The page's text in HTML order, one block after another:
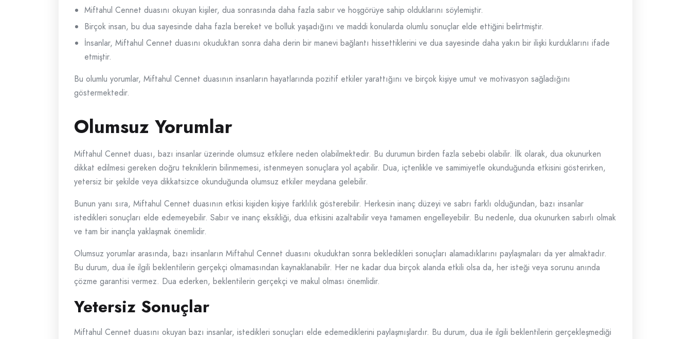
Miftahul Cennet duasını okuyan kişiler, dua sonrasında daha fazla sabır ve hoşgörüye sahip olduklarını söylemiştir.
Birçok insan, bu dua sayesinde daha fazla bereket ve bolluk yaşadığını ve maddi konularda olumlu sonuçlar elde ettiğini belirtmiştir.
İnsanlar, Miftahul Cennet duasını okuduktan sonra daha derin bir manevi bağlantı hissettiklerini ve dua sayesinde daha yakın bir ilişki kurduklarını ifade
etmiştir.
Bu olumlu yorumlar, Miftahul Cennet duasının insanların hayatlarında pozitif etkiler yarattığını ve birçok kişiye umut ve motivasyon sağladığını
göstermektedir.
Olumsuz Yorumlar
Miftahul Cennet duası, bazı insanlar üzerinde olumsuz etkilere neden olabilmektedir. Bu durumun birden fazla sebebi olabilir. İlk olarak, dua okunurken
dikkat edilmesi gereken doğru tekniklerin bilinmemesi, istenmeyen sonuçlara yol açabilir. Dua, içtenlikle ve samimiyetle okunduğunda etkisini gösterirken,
yetersiz bir şekilde veya dikkatsizce okunduğunda olumsuz etkiler meydana gelebilir.
Bunun yanı sıra, Miftahul Cennet duasının etkisi kişiden kişiye farklılık gösterebilir. Herkesin inanç düzeyi ve sabrı farklı olduğundan, bazı insanlar
istedikleri sonuçları elde edemeyebilir. Sabır ve inanç eksikliği, dua etkisini azaltabilir veya tamamen engelleyebilir. Bu nedenle, dua okunurken sabırlı olmak
ve tam bir inançla yaklaşmak önemlidir.
Olumsuz yorumlar arasında, bazı insanların Miftahul Cennet duasını okuduktan sonra bekledikleri sonuçları alamadıklarını paylaşmaları da yer almaktadır.
Bu durum, dua ile ilgili beklentilerin gerçekçi olmamasından kaynaklanabilir. Her ne kadar dua birçok alanda etkili olsa da, her isteği veya sorunu anında
çözme garantisi vermez. Dua ederken, beklentilerin gerçekçi ve makul olması önemlidir.
Yetersiz Sonuçlar
Miftahul Cennet duasını okuyan bazı insanlar, istedikleri sonuçları elde edemediklerini paylaşmışlardır. Bu durum, dua ile ilgili beklentilerin gerçekleşmediği